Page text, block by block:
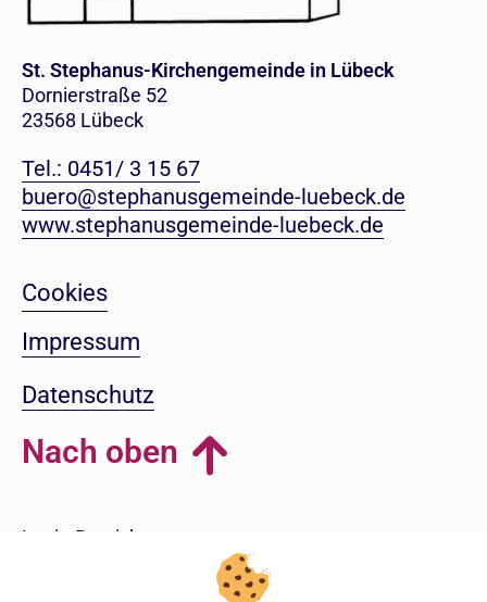
St. Stephanus-Kirchengemeinde in Lübeck
Dornierstraße 52
23568 Lübeck
Tel.: 0451/ 3 15 67
buero@stephanusgemeinde-luebeck.de
www.stephanusgemeinde-luebeck.de
Cookies
Impressum
Datenschutz
Nach oben
Login-Bereich